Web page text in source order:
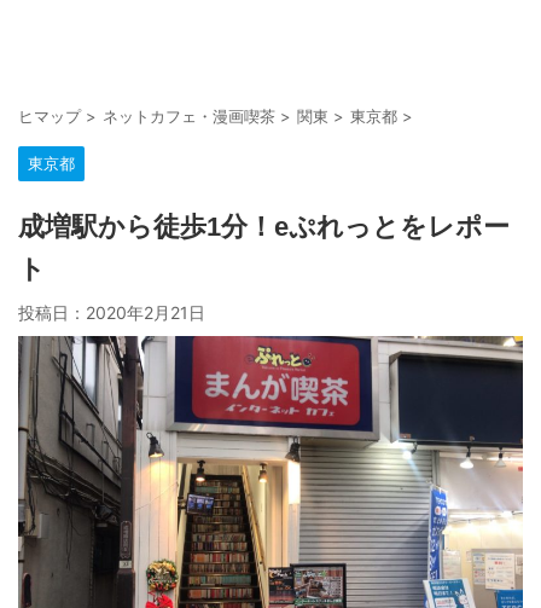
ヒマップ> ネットカフェ・漫画喫茶 > 関東 > 東京都 >
東京都
成増駅から徒歩1分！eぷれっとをレポー
ト
投稿日： 2020年2月21日